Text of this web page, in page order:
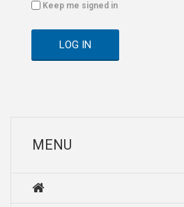
Keep me signed in
LOG IN
MENU